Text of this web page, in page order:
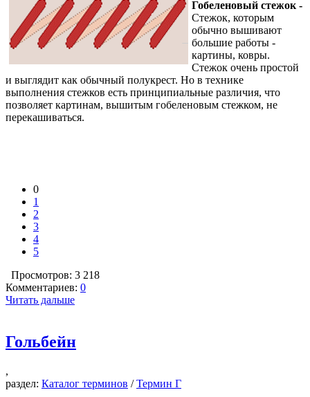
Гобеленовый стежок -
Стежок, которым
обычно вышивают
большие работы -
картины, ковры.
Стежок очень простой
и выглядит как обычный полукрест. Но в технике
выполнения стежков есть принципиальные различия, что
позволяет картинам, вышитым гобеленовым стежком, не
перекашиваться.
0
1
2
3
4
5
Просмотров: 3 218
Комментариев: 0
Читать дальше
Гольбейн
,
раздел: Каталог терминов /Термин Г